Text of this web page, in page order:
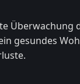
Überwachung
gesundes